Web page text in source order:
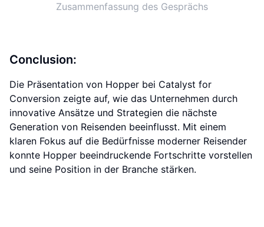
Zusammenfassung des Gesprächs
Conclusion:
Die Präsentation von Hopper bei Catalyst for
Conversion zeigte auf, wie das Unternehmen durch
innovative Ansätze und Strategien die nächste
Generation von Reisenden beeinflusst. Mit einem
klaren Fokus auf die Bedürfnisse moderner Reisender
konnte Hopper beeindruckende Fortschritte vorstellen
und seine Position in der Branche stärken.